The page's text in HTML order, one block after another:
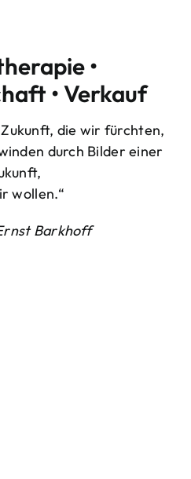
•
• Verkauf
die wir fürchten,
durch Bilder einer
wollen.“
Barkhoff